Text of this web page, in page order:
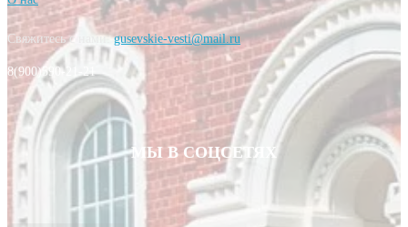
Свяжитесь с нами:gusevskie-vesti@mail.ru
8(900)590-21-21
МЫ В СОЦСЕТЯХ